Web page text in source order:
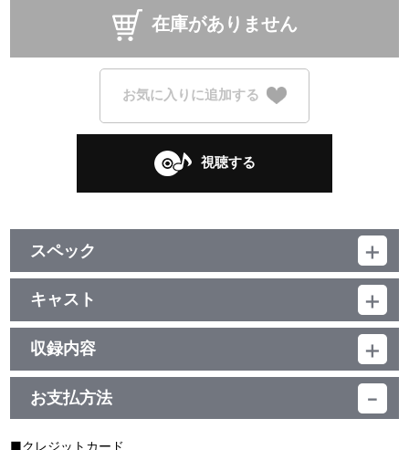
在庫がありません
お気に入りに追加する
視聴する
スペック
品番：LACA-5740
ジャンル：邦楽ポップス
アルバム
／49分
キャスト
ゆうまお
収録内容
お支払方法
■クレジットカード